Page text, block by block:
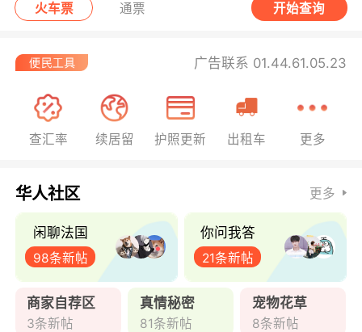
火车票 通票 开始查询
广告联系 01.44.61.05.23
查汇率 续居留 护照更新 出租车 更多
华人社区 更多
闲聊法国
98条新帖
你问我答
21条新帖
商家自荐区
3条新帖
真情秘密
81条新帖
宠物花草
8条新帖